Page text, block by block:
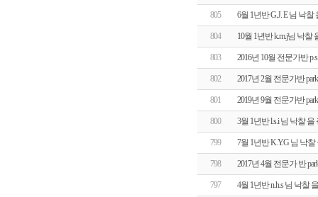
805 6월 1년반 G.J. E 님 낙
804 10월 1년반 k.m.j님 낙찰
803 2016년 10월 전문가반
802 2017년 2월 전문가반
801 2019년 9월 전문가반
800 3월 1년반 l.s.i 님 낙찰
799 7월 1년반 K.Y.G 님 낙
798 2017년 4월 전문가 반
797 4월 1년반 n.h.s 님 낙찰